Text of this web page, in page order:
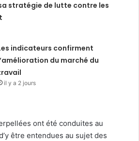
stratégie de lutte contre les
indicateurs confirment
du marché du
il y a 2 jours
ont été conduites au
être entendues au sujet des